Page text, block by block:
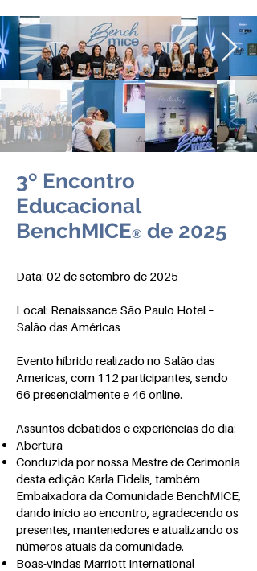
3º Encontro
Educacional
BenchMICE® de 2025
Data: 02 de setembro de 2025
Local: Renaissance São Paulo Hotel –
Salão das Américas
Evento híbrido realizado no Salão das
Americas, com 112 participantes, sendo
66 presencialmente e 46 online.
Assuntos debatidos e experiências do dia:
Abertura
Conduzida por nossa Mestre de Cerimonia
desta edição Karla Fidelis, também
Embaixadora da Comunidade BenchMICE,
dando início ao encontro, agradecendo os
presentes, mantenedores e atualizando os
números atuais da comunidade.
Boas-vindas Marriott International